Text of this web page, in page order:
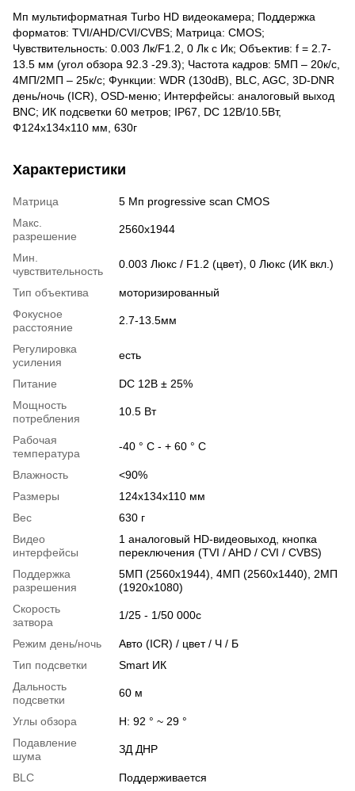
Мп мультиформатная Turbo HD видеокамера; Поддержка
форматов: TVI/AHD/CVI/CVBS; Матрица: CMOS;
Чувствительность: 0.003 Лк/F1.2, 0 Лк c Ик; Объектив: f = 2.7-
13.5 мм (угол обзора 92.3 -29.3); Частота кадров: 5МП – 20к/с,
4МП/2МП – 25к/с; Функции: WDR (130dB), BLC, AGC, 3D-DNR
день/ночь (ICR), OSD-меню; Интерфейсы: аналоговый выход
BNC; ИК подсветки 60 метров; IP67, DC 12В/10.5Вт,
Ф124x134x110 мм, 630г
Характеристики
Матрица
5 Мп progressive scan CMOS
Макс.
разрешение
2560x1944
Мин.
чувствительность
0.003 Люкс / F1.2 (цвет), 0 Люкс (ИК вкл.)
Тип объектива
моторизированный
Фокусное
расстояние
2.7-13.5мм
Регулировка
усиления
есть
Питание
DC 12В ± 25%
Мощность
потребления
10.5 Вт
Рабочая
температура
-40 ° C - + 60 ° C
Влажность
<90%
Размеры
124x134x110 мм
Вес
630 г
Видео
интерфейсы
1 аналоговый HD-видеовыход, кнопка
переключения (TVI / AHD / CVI / CVBS)
Поддержка
разрешения
5MП (2560x1944), 4МП (2560х1440), 2МП
(1920x1080)
Скорость
затвора
1/25 - 1/50 000с
Режим день/ночь
Авто (ICR) / цвет / Ч / Б
Тип подсветки
Smart ИК
Дальность
подсветки
60 м
Углы обзора
H: 92 ° ~ 29 °
Подавление
шума
ЗД ДНР
BLC
Поддерживается